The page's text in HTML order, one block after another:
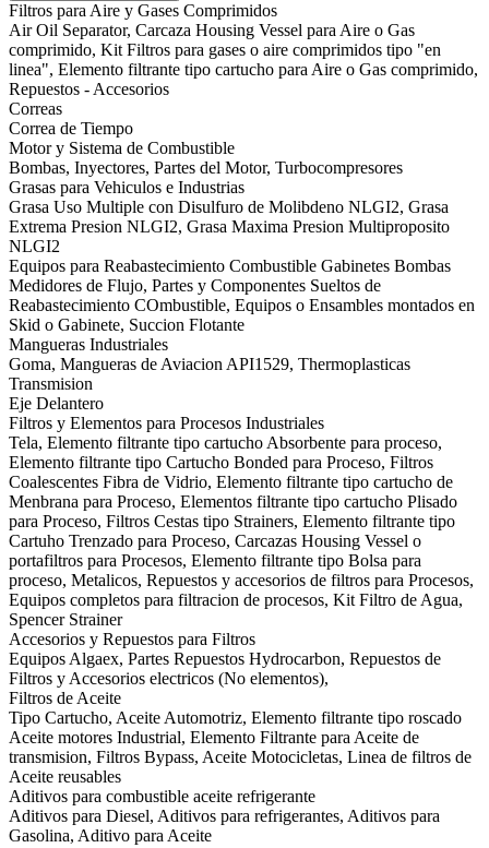
Filtros para Aire y Gases Comprimidos
Air Oil Separator, Carcaza Housing Vessel para Aire o Gas
comprimido, Kit Filtros para gases o aire comprimidos tipo "en
linea", Elemento filtrante tipo cartucho para Aire o Gas comprimido,
Repuestos - Accesorios
Correas
Correa de Tiempo
Motor y Sistema de Combustible
Bombas, Inyectores, Partes del Motor, Turbocompresores
Grasas para Vehiculos e Industrias
Grasa Uso Multiple con Disulfuro de Molibdeno NLGI2, Grasa
Extrema Presion NLGI2, Grasa Maxima Presion Multiproposito
NLGI2
Equipos para Reabastecimiento Combustible Gabinetes Bombas
Medidores de Flujo, Partes y Componentes Sueltos de
Reabastecimiento COmbustible, Equipos o Ensambles montados en
Skid o Gabinete, Succion Flotante
Mangueras Industriales
Goma, Mangueras de Aviacion API1529, Thermoplasticas
Transmision
Eje Delantero
Filtros y Elementos para Procesos Industriales
Tela, Elemento filtrante tipo cartucho Absorbente para proceso,
Elemento filtrante tipo Cartucho Bonded para Proceso, Filtros
Coalescentes Fibra de Vidrio, Elemento filtrante tipo cartucho de
Menbrana para Proceso, Elementos filtrante tipo cartucho Plisado
para Proceso, Filtros Cestas tipo Strainers, Elemento filtrante tipo
Cartuho Trenzado para Proceso, Carcazas Housing Vessel o
portafiltros para Procesos, Elemento filtrante tipo Bolsa para
proceso, Metalicos, Repuestos y accesorios de filtros para Procesos,
Equipos completos para filtracion de procesos, Kit Filtro de Agua,
Spencer Strainer
Accesorios y Repuestos para Filtros
Equipos Algaex, Partes Repuestos Hydrocarbon, Repuestos de
Filtros y Accesorios electricos (No elementos),
Filtros de Aceite
Tipo Cartucho, Aceite Automotriz, Elemento filtrante tipo roscado
Aceite motores Industrial, Elemento Filtrante para Aceite de
transmision, Filtros Bypass, Aceite Motocicletas, Linea de filtros de
Aceite reusables
Aditivos para combustible aceite refrigerante
Aditivos para Diesel, Aditivos para refrigerantes, Aditivos para
Gasolina, Aditivo para Aceite